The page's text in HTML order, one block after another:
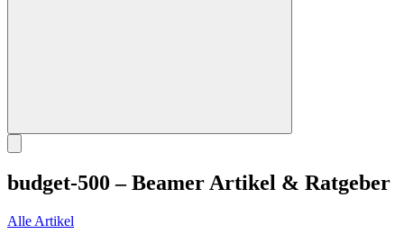
budget-500 – Beamer Artikel & Ratgeber
Alle Artikel